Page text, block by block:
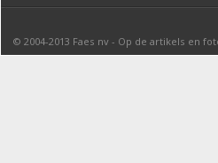
© 2004-2013 Faes nv - Op de artikels en